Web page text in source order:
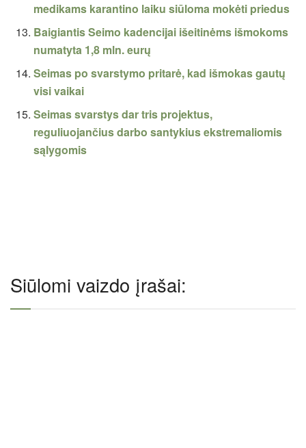
medikams karantino laiku siūloma mokėti priedus
Baigiantis Seimo kadencijai išeitinėms išmokoms
numatyta 1,8 mln. eurų
Seimas po svarstymo pritarė, kad išmokas gautų
visi vaikai
Seimas svarstys dar tris projektus,
reguliuojančius darbo santykius ekstremaliomis
sąlygomis
Siūlomi vaizdo įrašai: